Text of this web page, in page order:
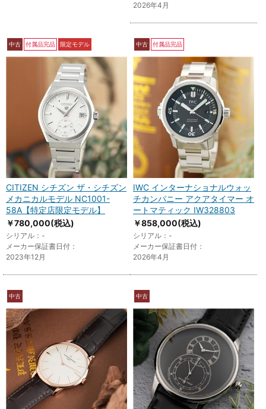
2026年4月
中古 付属品完品 限定モデル
CITIZEN シチズン ザ・シチズン
メカニカルモデル NC1001-
58A【特定店限定モデル】
￥780,000(税込)
シリアル：-
メーカー保証書日付：
2023年12月
中古 付属品完品
IWC インターナショナルウォッ
チカンパニー アクアタイマー オ
ートマティック IW328803
￥858,000(税込)
シリアル：-
メーカー保証書日付：
2026年4月
中古 中古